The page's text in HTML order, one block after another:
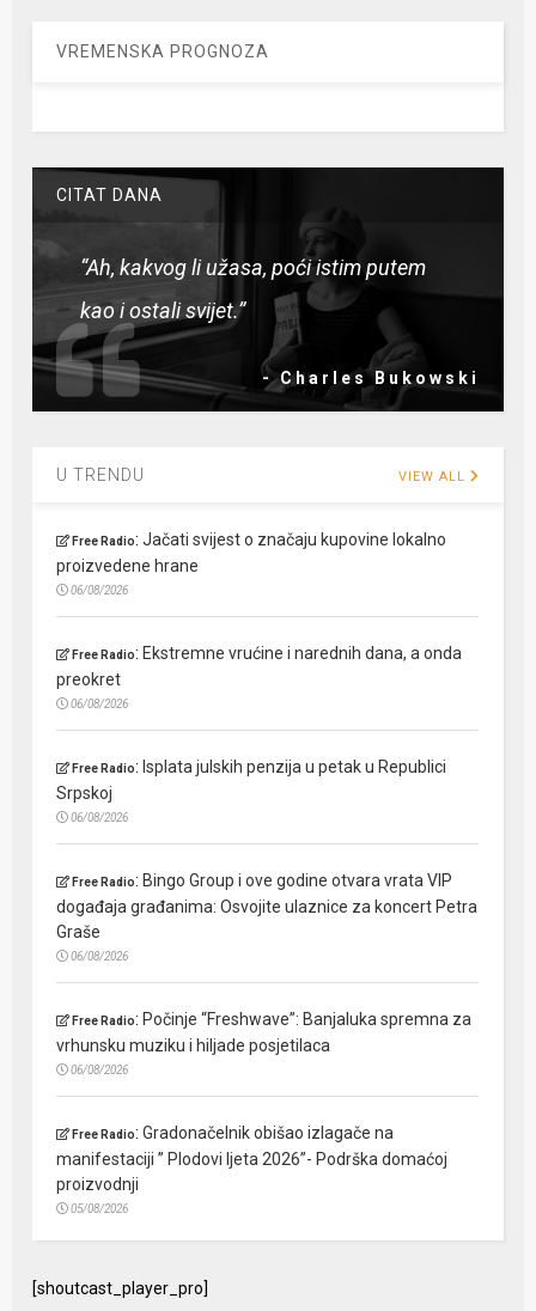
VREMENSKA PROGNOZA
CITAT DANA
“Ah, kakvog li užasa, poći istim putem
kao i ostali svijet.”
- Charles Bukowski
U TRENDU VIEW ALL
Free Radio:Jačati svijest o značaju kupovine lokalno
proizvedene hrane
06/08/2026
Free Radio: Ekstremne vrućine i narednih dana, a onda
preokret
06/08/2026
Free Radio: Isplata julskih penzija u petak u Republici
Srpskoj
06/08/2026
Free Radio: Bingo Group i ove godine otvara vrata VIP
događaja građanima: Osvojite ulaznice za koncert Petra
Graše
06/08/2026
Free Radio: Počinje “Freshwave”: Banjaluka spremna za
vrhunsku muziku i hiljade posjetilaca
06/08/2026
Free Radio:Gradonačelnik obišao izlagače na
manifestaciji ” Plodovi ljeta 2026”- Podrška domaćoj
proizvodnji
05/08/2026
[shoutcast_player_pro]